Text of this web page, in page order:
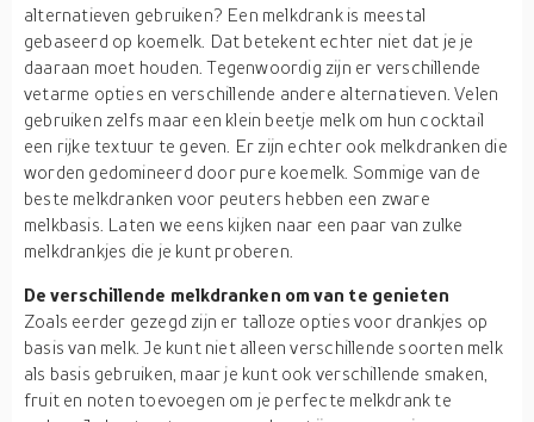
alternatieven gebruiken? Een melkdrank is meestal
gebaseerd op koemelk. Dat betekent echter niet dat je je
daaraan moet houden. Tegenwoordig zijn er verschillende
vetarme opties en verschillende andere alternatieven. Velen
gebruiken zelfs maar een klein beetje melk om hun cocktail
een rijke textuur te geven. Er zijn echter ook melkdranken die
worden gedomineerd door pure koemelk. Sommige van de
beste melkdranken voor peuters hebben een zware
melkbasis. Laten we eens kijken naar een paar van zulke
melkdrankjes die je kunt proberen.
De verschillende melkdranken om van te genieten
Zoals eerder gezegd zijn er talloze opties voor drankjes op
basis van melk. Je kunt niet alleen verschillende soorten melk
als basis gebruiken, maar je kunt ook verschillende smaken,
fruit en noten toevoegen om je perfecte melkdrank te